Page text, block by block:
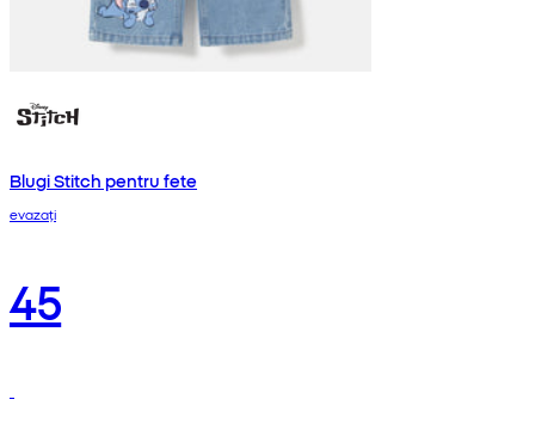
Blugi Stitch pentru fete
evazați
45